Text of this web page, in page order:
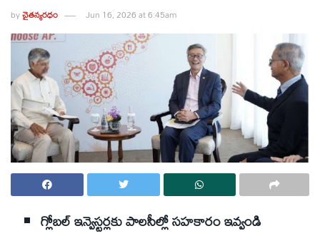
byచైతన్యరధం Jun 16, 2026 at 6:45am
గ్లోబల్ ఇన్వెస్టర్లకు పాలసీల్లో సహకారం ఇవ్వండి